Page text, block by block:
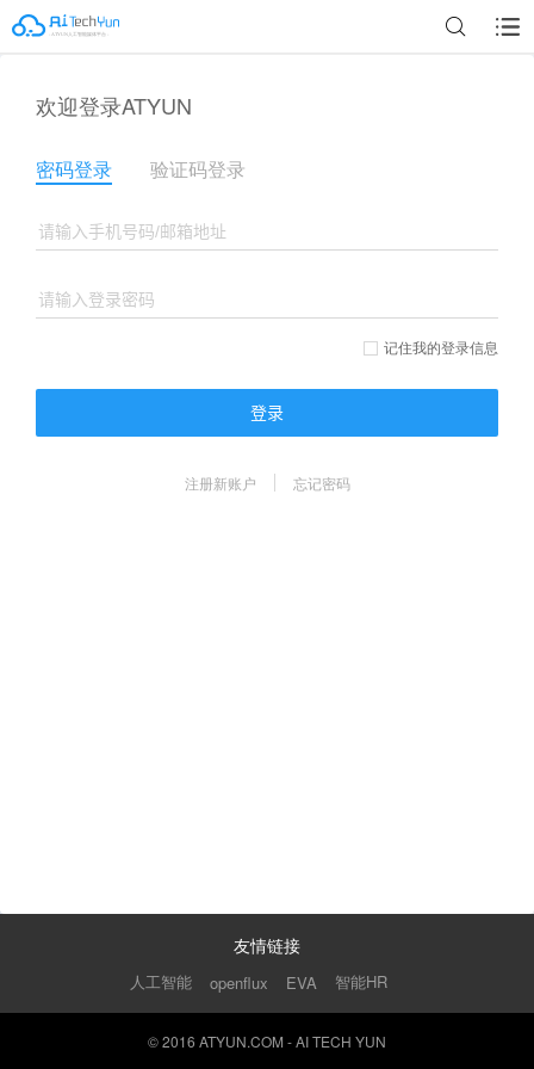
欢迎登录ATYUN
密码登录 验证码登录
记住我的登录信息
登录
注册新账户 忘记密码
友情链接
人工智能 openflux EVA 智能HR
© 2016 ATYUN.COM - AI TECH YUN